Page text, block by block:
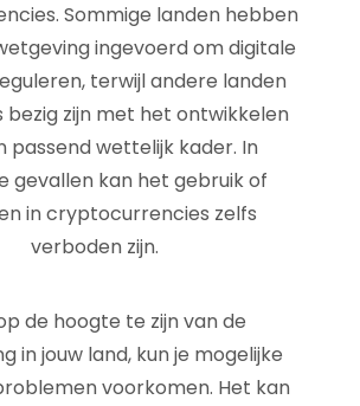
Sommige landen hebben
ingevoerd om digitale
terwijl andere landen
bezig zijn met het ontwikkelen
passend wettelijk kader. In
gevallen kan het gebruik of
in cryptocurrencies zelfs
verboden zijn.
de hoogte te zijn van de
in jouw land, kun je mogelijke
voorkomen. Het kan